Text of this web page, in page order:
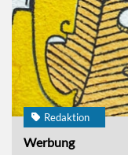
Redaktion
Werbung